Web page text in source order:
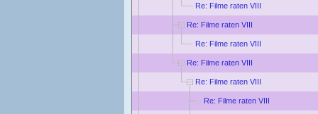
Re: Filme raten VIII
Re: Filme raten VIII
Re: Filme raten VIII
Re: Filme raten VIII
Re: Filme raten VIII
Re: Filme raten VIII